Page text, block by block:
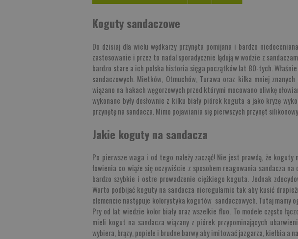
Koguty sandaczowe
Do dzisiaj dla wielu wędkarzy przynęta pomijana i bardzo
zastosowanie i przez to nadal sporadycznie lądują w wodzie z
bardzo stare a ich polska historia sięga początków lat 80-tych.
sandaczowych. Mietków, Otmuchów, Turawa oraz kilka mniej
wiązano na hakach węgorzowych przed którymi mocowano oliwkę
wykonane były dosłownie z kilku biały piórek koguta a jako kryzę
przynętę na sandacza. Mimo pojawiania się pierwszych przynęt
Jakie koguty na sandacza
Po pierwsze waga i od tego należy zacząć! Nie jest prawdą, że koguty
łowienia co wiąże się oczywiście z sposobem reagowania sandacza
bardzo szybkie i ostre prowadzenie ciężkiego koguta. Jednak
Warto podbijać koguty na sandacza nieregularnie tak aby kusić
elemencie następuje kolorystyka kogutów sandaczowych. Tutaj mamy
Pry od lat wiedzie kolor biały oraz wszelkie fluo. To modele często
mieli kogut na sandacza wiązany z piórek przypominających
wybiera, brązy, popiele i brudne barwy aby imitować jazgarza, kiełbia a